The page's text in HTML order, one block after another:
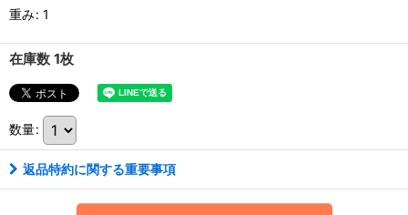
重み: 1
在庫数 1枚
数量:
返品特約に関する重要事項